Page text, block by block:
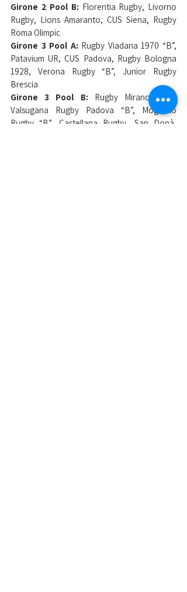
Girone 2 Pool B: Florentia Rugby, Livorno
Rugby, Lions Amaranto, CUS Siena, Rugby
Roma Olimpic
Girone 3 Pool A: Rugby Viadana 1970 “B”,
Patavium UR, CUS Padova, Rugby Bologna
1928, Verona Rugby “B”, Junior Rugby
Brescia
Girone 3 Pool B: Rugby Mirano 1957,
Valsugana Rugby Padova “B”, Mogliano
Rugby “B”, Castellana Rugby, San Donà,